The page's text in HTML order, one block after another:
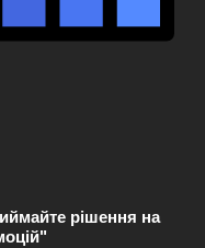
рішення на